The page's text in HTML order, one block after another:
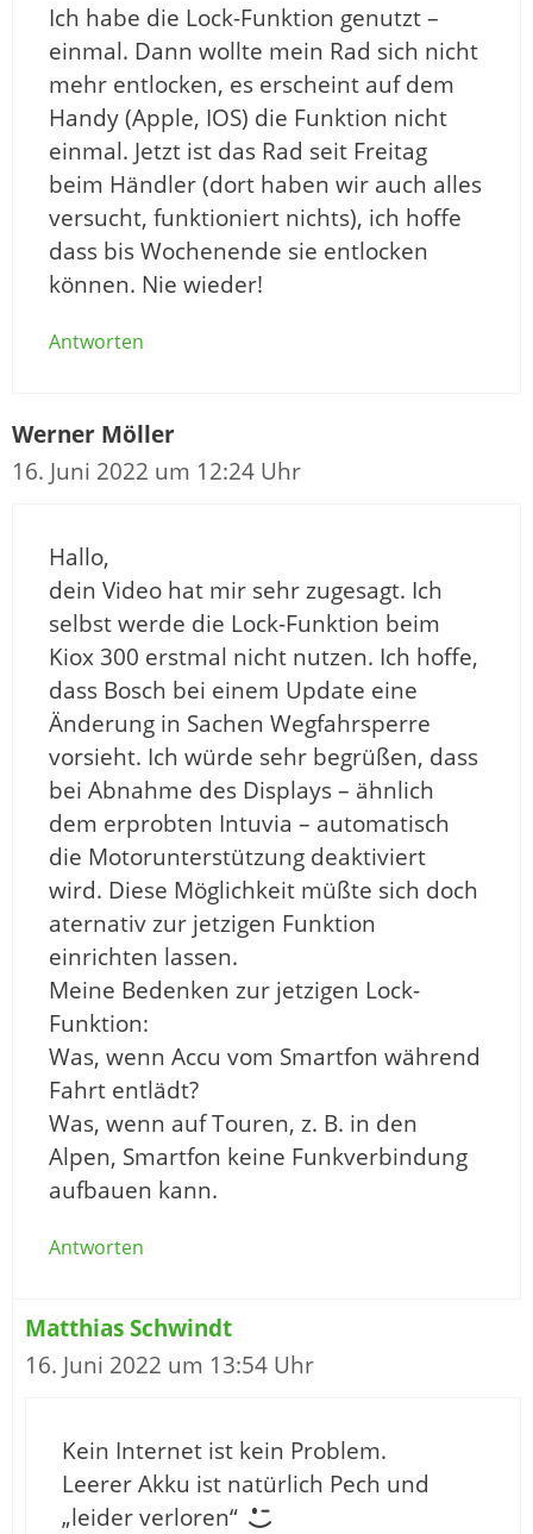
Ich habe die Lock-Funktion genutzt –
einmal. Dann wollte mein Rad sich nicht
mehr entlocken, es erscheint auf dem
Handy (Apple, IOS) die Funktion nicht
einmal. Jetzt ist das Rad seit Freitag
beim Händler (dort haben wir auch alles
versucht, funktioniert nichts), ich hoffe
dass bis Wochenende sie entlocken
können. Nie wieder!
Antworten
Werner Möller
16. Juni 2022 um 12:24 Uhr
Hallo,
dein Video hat mir sehr zugesagt. Ich
selbst werde die Lock-Funktion beim
Kiox 300 erstmal nicht nutzen. Ich hoffe,
dass Bosch bei einem Update eine
Änderung in Sachen Wegfahrsperre
vorsieht. Ich würde sehr begrüßen, dass
bei Abnahme des Displays – ähnlich
dem erprobten Intuvia – automatisch
die Motorunterstützung deaktiviert
wird. Diese Möglichkeit müßte sich doch
aternativ zur jetzigen Funktion
einrichten lassen.
Meine Bedenken zur jetzigen Lock-
Funktion:
Was, wenn Accu vom Smartfon während
Fahrt entlädt?
Was, wenn auf Touren, z. B. in den
Alpen, Smartfon keine Funkverbindung
aufbauen kann.
Antworten
Matthias Schwindt
16. Juni 2022 um 13:54 Uhr
Kein Internet ist kein Problem.
Leerer Akku ist natürlich Pech und
„leider verloren“